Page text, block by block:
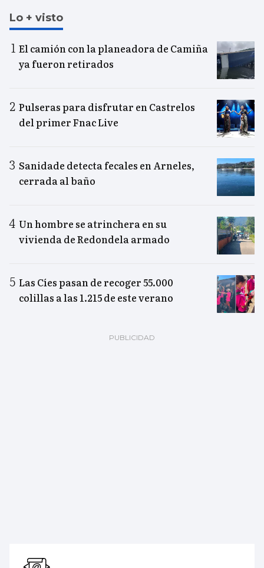
Lo + visto
El camión con la planeadora de Camiña
ya fueron retirados
Pulseras para disfrutar en Castrelos
del primer Fnac Live
Sanidade detecta fecales en Arneles,
cerrada al baño
Un hombre se atrinchera en su
vivienda de Redondela armado
Las Cíes pasan de recoger 55.000
colillas a las 1.215 de este verano